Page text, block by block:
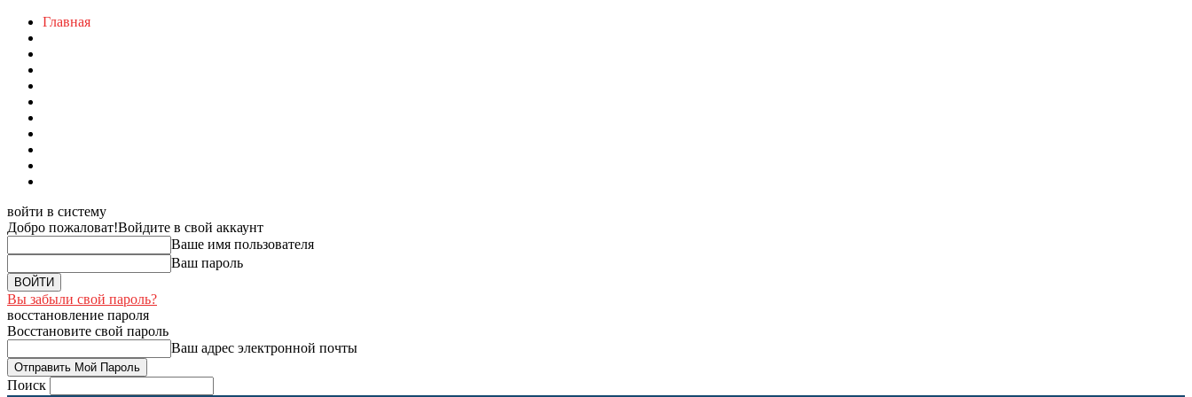
Главная
войти в систему
Добро пожаловат!Войдите в свой аккаунт
Ваше имя пользователя
Ваш пароль
Вы забыли свой пароль?
восстановление пароля
Восстановите свой пароль
Ваш адрес электронной почты
Поиск